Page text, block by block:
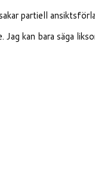
partiell
kan bara säga